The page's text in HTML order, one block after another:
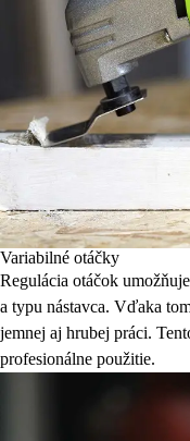
Variabilné otáčky
Regulácia otáčok
a typu nástavca. Vďaka
jemnej aj hrubej práci.
profesionálne použitie.